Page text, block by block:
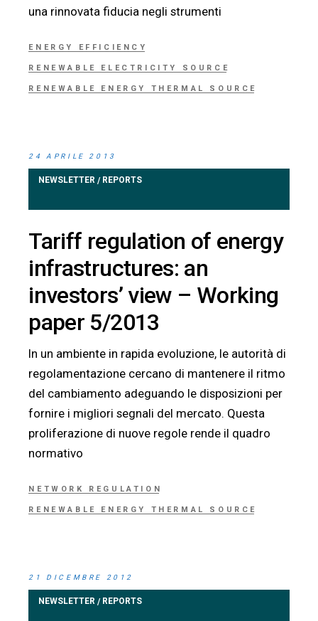
una rinnovata fiducia negli strumenti
ENERGY EFFICIENCY
RENEWABLE ELECTRICITY SOURCE
RENEWABLE ENERGY THERMAL SOURCE
24 APRILE 2013
NEWSLETTER / REPORTS
Tariff regulation of energy
infrastructures: an
investors’ view – Working
paper 5/2013
In un ambiente in rapida evoluzione, le autorità di
regolamentazione cercano di mantenere il ritmo
del cambiamento adeguando le disposizioni per
fornire i migliori segnali del mercato. Questa
proliferazione di nuove regole rende il quadro
normativo
NETWORK REGULATION
RENEWABLE ENERGY THERMAL SOURCE
21 DICEMBRE 2012
NEWSLETTER / REPORTS